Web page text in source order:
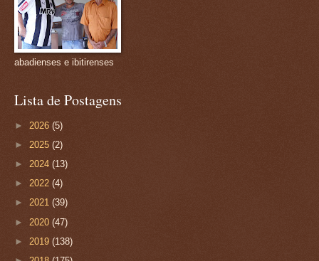
abadienses e ibitirenses
Lista de Postagens
► 2026 (5)
► 2025 (2)
► 2024 (13)
► 2022 (4)
► 2021 (39)
► 2020 (47)
► 2019 (138)